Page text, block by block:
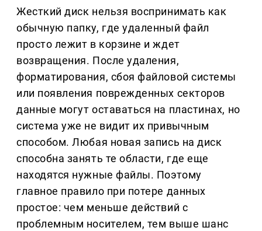
Жесткий диск нельзя воспринимать как
обычную папку, где удаленный файл
просто лежит в корзине и ждет
возвращения. После удаления,
форматирования, сбоя файловой системы
или появления поврежденных секторов
данные могут оставаться на пластинах, но
система уже не видит их привычным
способом. Любая новая запись на диск
способна занять те области, где еще
находятся нужные файлы. Поэтому
главное правило при потере данных
простое: чем меньше действий с
проблемным носителем, тем выше шанс